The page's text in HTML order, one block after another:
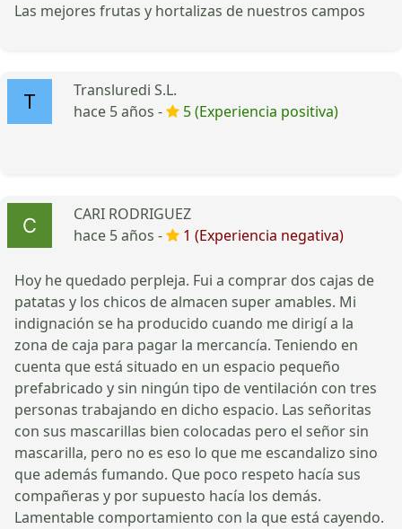
Las mejores frutas y hortalizas de nuestros campos
Transluredi S.L.
hace 5 años -
5 (Experiencia positiva)
CARI RODRIGUEZ
hace 5 años -
1 (Experiencia negativa)
Hoy he quedado perpleja. Fui a comprar dos cajas de
patatas y los chicos de almacen super amables. Mi
indignación se ha producido cuando me dirigí a la
zona de caja para pagar la mercancía. Teniendo en
cuenta que está situado en un espacio pequeño
prefabricado y sin ningún tipo de ventilación con tres
personas trabajando en dicho espacio. Las señoritas
con sus mascarillas bien colocadas pero el señor sin
mascarilla, pero no es eso lo que me escandalizo sino
que además fumando. Que poco respeto hacía sus
compañeras y por supuesto hacía los demás.
Lamentable comportamiento con la que está cayendo.